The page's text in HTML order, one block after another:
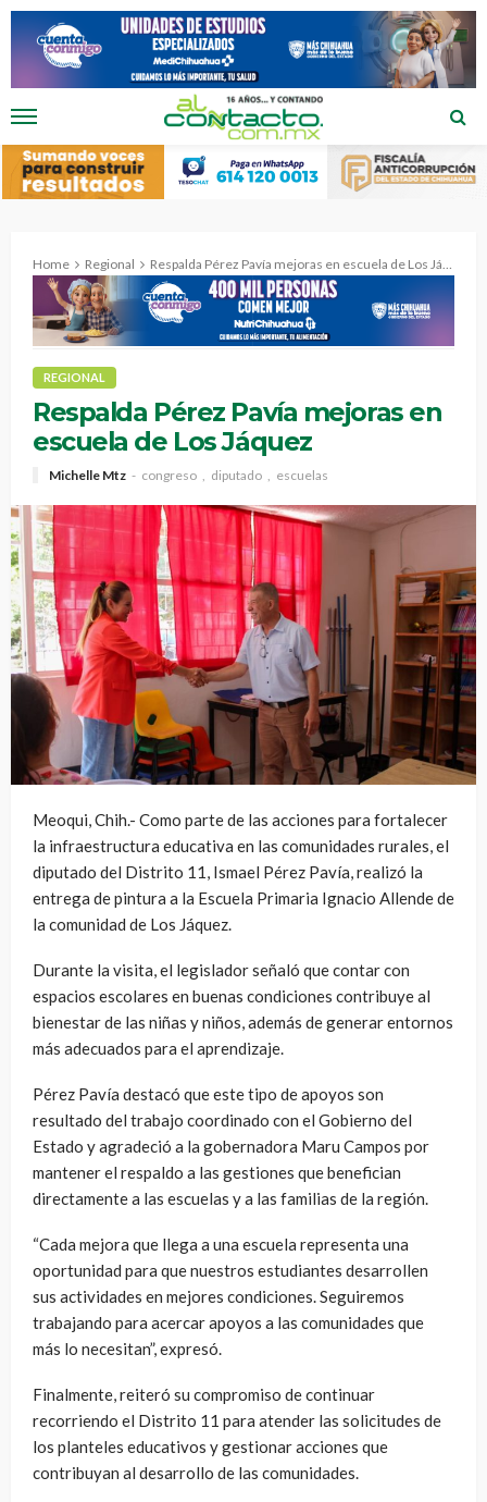
Home Regional Respalda Pérez Pavía mejoras en escuela de Los Jáquez
REGIONAL
Respalda Pérez Pavía mejoras en
escuela de Los Jáquez
Michelle Mtz congreso diputado escuelas
Meoqui, Chih.- Como parte de las acciones para fortalecer
la infraestructura educativa en las comunidades rurales, el
diputado del Distrito 11, Ismael Pérez Pavía, realizó la
entrega de pintura a la Escuela Primaria Ignacio Allende de
la comunidad de Los Jáquez.
Durante la visita, el legislador señaló que contar con
espacios escolares en buenas condiciones contribuye al
bienestar de las niñas y niños, además de generar entornos
más adecuados para el aprendizaje.
Pérez Pavía destacó que este tipo de apoyos son
resultado del trabajo coordinado con el Gobierno del
Estado y agradeció a la gobernadora Maru Campos por
mantener el respaldo a las gestiones que benefician
directamente a las escuelas y a las familias de la región.
“Cada mejora que llega a una escuela representa una
oportunidad para que nuestros estudiantes desarrollen
sus actividades en mejores condiciones. Seguiremos
trabajando para acercar apoyos a las comunidades que
más lo necesitan”, expresó.
Finalmente, reiteró su compromiso de continuar
recorriendo el Distrito 11 para atender las solicitudes de
los planteles educativos y gestionar acciones que
contribuyan al desarrollo de las comunidades.